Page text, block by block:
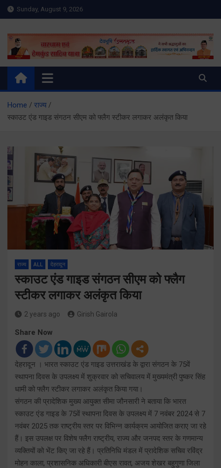
Skip
to
Sunday, August 9, 2026
Meru Raibar | Uttarakhand
News | Uttarkashi News
meruraibar.com
Home
राज्य
स्काउट एंड गाइड संगठन सीएम को फ्लैग स्टीकर लगाकर अलंकृत किया
राज्य ALL देहरादून
स्काउट एंड गाइड संगठन सीएम को फ्लैग
स्टीकर लगाकर अलंकृत किया
2 years ago Girish Gairola
Share Now
देहरादून । भारत स्काउट एंड गाइड उत्तराखंड के द्वारा संगठन के 75वें
स्थापना दिवस के उपलक्ष्य में शुक्रवार को सचिवालय में मुख्यमंत्री पुष्कर सिंह
धामी को फ्लैग स्टीकर लगाकर अलंकृत किया गया।
संगठन की प्रादेशिक मुख्य आयुक्त सीमा जौनसारी ने बताया कि भारत
स्काउट एंड गाइड के 75वें स्थापना दिवस के उपलक्ष्य में 7 नवंबर 2024 से 7
नवंबर 2025 तक राष्ट्रीय स्तर पर विभिन्न कार्यक्रम आयोजित कराए जा रहे
हैं। इस उपलक्ष पर विशेष फ्लैग राष्ट्रीय, राज्य और जनपद स्तर के गणमान्य
व्यक्तियों को भेंट किए जा रहे हैं। प्रतिनिधि मंडल में प्रादेशिक सचिव रविंद्र
मोहन काला, प्रशासनिक अधिकारी बीएस रावत, अजय शेखर बहुगुणा जिला